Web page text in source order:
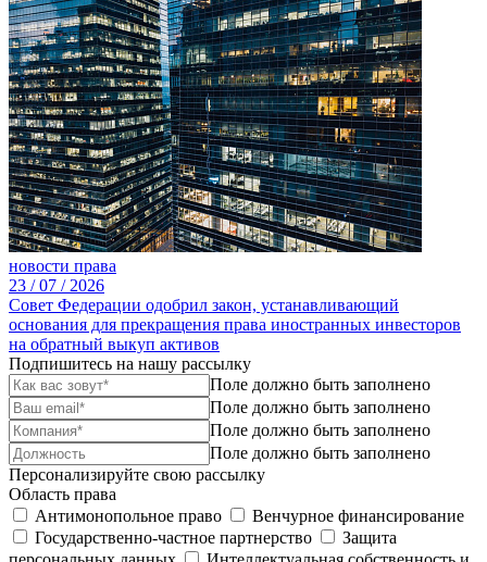
новости права
23 /07 / 2026
Совет Федерации одобрил закон, устанавливающий
основания для прекращения права иностранных инвесторов
на обратный выкуп активов
Подпишитесь на нашу рассылку
Поле должно быть заполнено
Поле должно быть заполнено
Поле должно быть заполнено
Поле должно быть заполнено
Персонализируйте свою рассылку
Область права
Антимонопольное право
Венчурное финансирование
Государственно-частное партнерство
Защита